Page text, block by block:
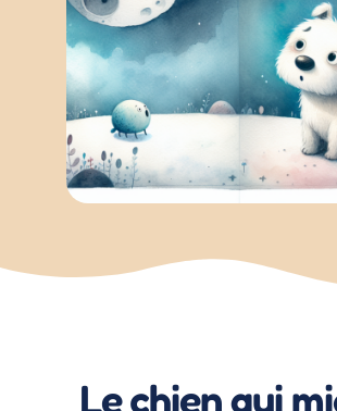
Le chien qui